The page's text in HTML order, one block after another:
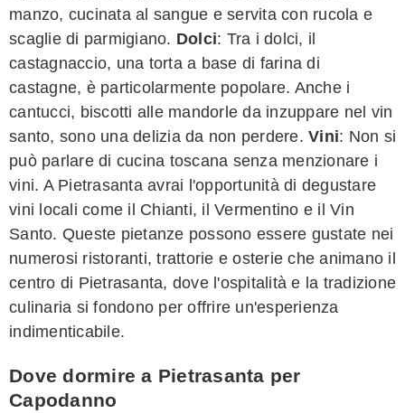
manzo, cucinata al sangue e servita con rucola e
scaglie di parmigiano. Dolci: Tra i dolci, il
castagnaccio, una torta a base di farina di
castagne, è particolarmente popolare. Anche i
cantucci, biscotti alle mandorle da inzuppare nel vin
santo, sono una delizia da non perdere. Vini: Non si
può parlare di cucina toscana senza menzionare i
vini. A Pietrasanta avrai l'opportunità di degustare
vini locali come il Chianti, il Vermentino e il Vin
Santo. Queste pietanze possono essere gustate nei
numerosi ristoranti, trattorie e osterie che animano il
centro di Pietrasanta, dove l'ospitalità e la tradizione
culinaria si fondono per offrire un'esperienza
indimenticabile.
Dove dormire a Pietrasanta per
Capodanno